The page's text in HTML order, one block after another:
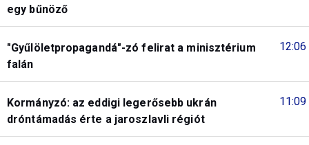
egy bűnöző
12:06
"Gyűlöletpropagandá"-zó felirat a minisztérium
falán
11:09
Kormányzó: az eddigi legerősebb ukrán
dróntámadás érte a jaroszlavli régiót